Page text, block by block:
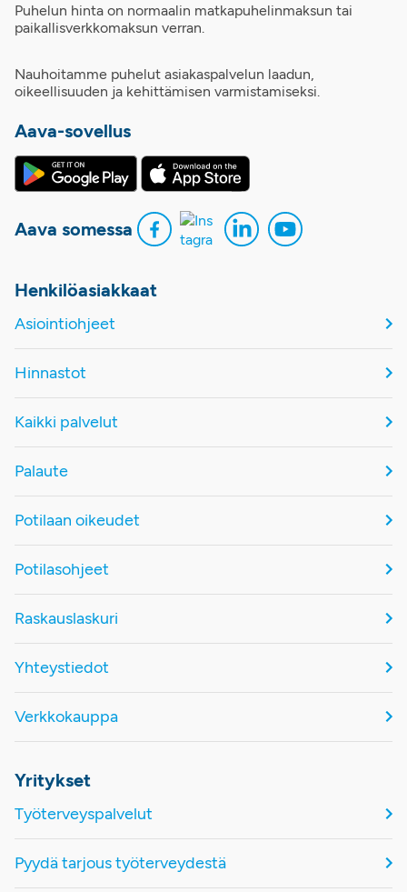
Puhelun hinta on normaalin matkapuhelinmaksun tai
paikallisverkkomaksun verran.
Nauhoitamme puhelut asiakaspalvelun laadun,
oikeellisuuden ja kehittämisen varmistamiseksi.
Aava-sovellus
Aava somessa
Henkilöasiakkaat
Asiointiohjeet
Hinnastot
Kaikki palvelut
Palaute
Potilaan oikeudet
Potilasohjeet
Raskauslaskuri
Yhteystiedot
Verkkokauppa
Yritykset
Työterveyspalvelut
Pyydä tarjous työterveydestä